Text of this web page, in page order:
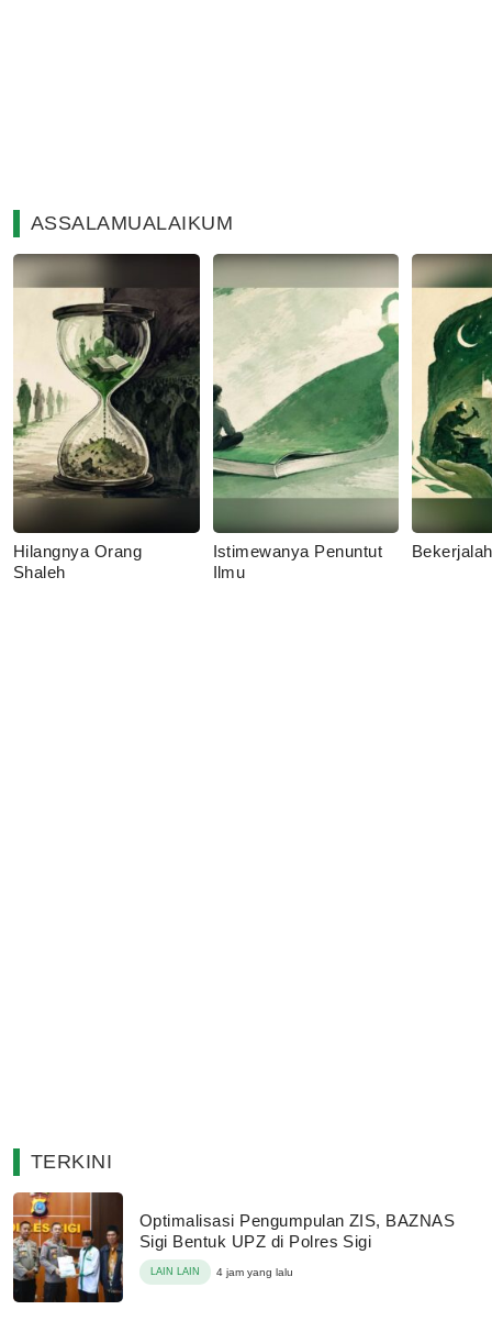
ASSALAMUALAIKUM
Hilangnya Orang
Shaleh
Istimewanya Penuntut
Ilmu
Bekerjalah
TERKINI
Optimalisasi Pengumpulan ZIS, BAZNAS
Sigi Bentuk UPZ di Polres Sigi
LAIN LAIN 4 jam yang lalu